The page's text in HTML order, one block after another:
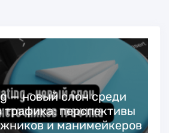
— новый слон среди
трафика: перспективы
и манимейкеров